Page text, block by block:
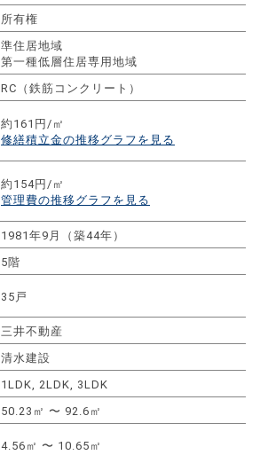
所有権
準住居地域
第一種低層住居専用地域
RC（鉄筋コンクリート）
約161円/㎡
修繕積立金の推移グラフを見る
約154円/㎡
管理費の推移グラフを見る
1981年9月（築44年）
5階
35戸
三井不動産
清水建設
1LDK, 2LDK, 3LDK
50.23㎡ 〜 92.6㎡
4.56㎡ 〜 10.65㎡